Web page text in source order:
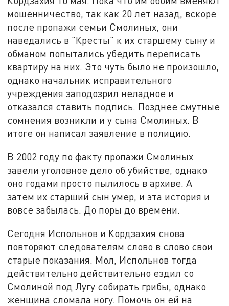
мошенничество, так как 20 лет назад, вскоре
после пропажи семьи Смолиных, они
наведались в "Кресты" к их старшему сыну и
обманом попытались убедить переписать
квартиру на них. Это чуть было не произошло,
однако начальник исправительного
учреждения заподозрил неладное и
отказался ставить подпись. Позднее смутные
сомнения возникли и у сына Смолиных. В
итоге он написал заявление в полицию.
В 2002 году по факту пропажи Смолиных
завели уголовное дело об убийстве, однако
оно годами просто пылилось в архиве. А
затем их старший сын умер, и эта история и
вовсе забылась. До поры до времени.
Сегодня Испольнов и Кордзахия снова
повторяют следователям слово в слово свои
старые показания. Мол, Испольнов тогда
действительно действительно ездил со
Смолиной под Лугу собирать грибы, однако
женщина сломала ногу. Помочь он ей на